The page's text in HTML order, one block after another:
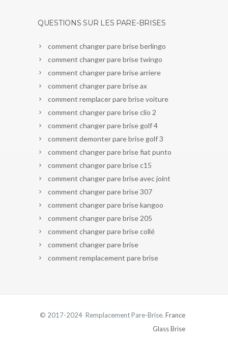
QUESTIONS SUR LES PARE-BRISES
comment changer pare brise berlingo
comment changer pare brise twingo
comment changer pare brise arriere
comment changer pare brise ax
comment remplacer pare brise voiture
comment changer pare brise clio 2
comment changer pare brise golf 4
comment demonter pare brise golf 3
comment changer pare brise fiat punto
comment changer pare brise c15
comment changer pare brise avec joint
comment changer pare brise 307
comment changer pare brise kangoo
comment changer pare brise 205
comment changer pare brise collé
comment changer pare brise
comment remplacement pare brise
© 2017-2024 Remplacement Pare-Brise. France
Glass Brise